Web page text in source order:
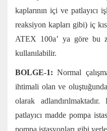
kaplarının içi ve patlayıcı
reaksiyon kapları gibi) iç
ATEX 100a’ ya göre bu
kullanılabilir.
BOLGE-1: Normal
ihtimali olan ve
olarak
patlayıcı madde pompa